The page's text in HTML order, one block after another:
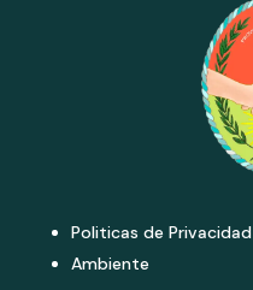
Politicas de Privacidad
Ambiente